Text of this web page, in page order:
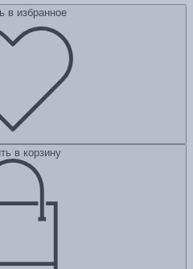
в избранное
в корзину